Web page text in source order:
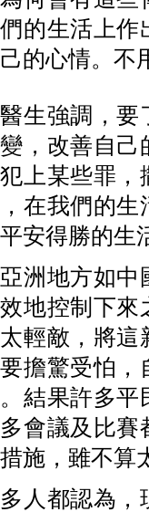
的生活上作
的心情。不
生強調，要
，改善自己
上某些罪，
在我們的生
安得勝的生
洲地方如中
地控制下來
輕敵，將這
擔驚受怕，
結果許多平
會議及比賽
施，雖不算
人都認為，